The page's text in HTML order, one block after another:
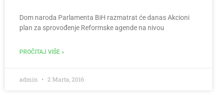
Dom naroda Parlamenta BiH razmatrat će danas Akcioni
plan za sprovođenje Reformske agende na nivou
PROČITAJ VIŠE »
admin 2 Marta, 2016